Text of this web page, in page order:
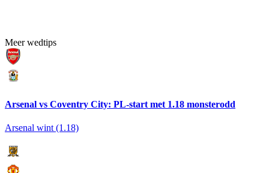
Meer wedtips
Arsenal vs Coventry City: PL-start met 1.18 monsterodd
Arsenal wint (1.18)